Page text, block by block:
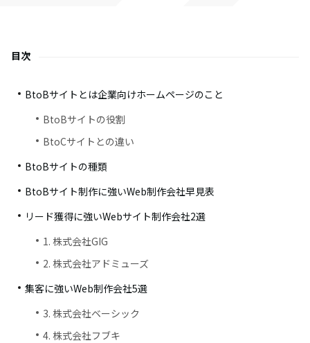
目次
BtoBサイトとは企業向けホームページのこと
BtoBサイトの役割
BtoCサイトとの違い
BtoBサイトの種類
BtoBサイト制作に強いWeb制作会社早見表
リード獲得に強いWebサイト制作会社2選
1. 株式会社GIG
2. 株式会社アドミューズ
集客に強いWeb制作会社5選
3. 株式会社ベーシック
4. 株式会社フブキ